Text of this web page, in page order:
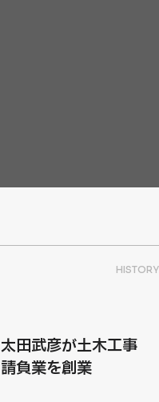
HISTORY
太田武彦が土木工事
請負業を創業